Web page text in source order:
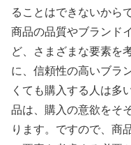
ることはできないから
商品の品質やブランド
ど、さまざまな要素を
に、信頼性の高いブラ
くても購入する人は多
品は、購入の意欲をそ
ります。ですので、商